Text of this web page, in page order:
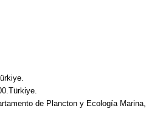
de Plancton y Ecología Marina,